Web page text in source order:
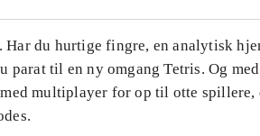
Har du hurtige fingre, en analytisk
parat til en ny omgang Tetris. Og
multiplayer for op til otte